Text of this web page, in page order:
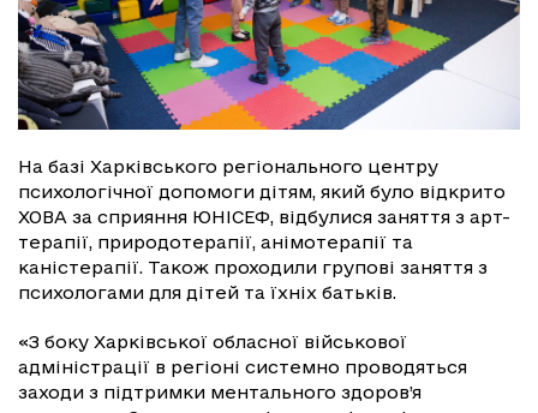
На базі Харківського регіонального центру
психологічної допомоги дітям, який було відкрито
ХОВА за сприяння ЮНІСЕФ, відбулися заняття з арт-
терапії, природотерапії, анімотерапії та
каністерапії. Також проходили групові заняття з
психологами для дітей та їхніх батьків.
«З боку Харківської обласної військової
адміністрації в регіоні системно проводяться
заходи з підтримки ментального здоров’я